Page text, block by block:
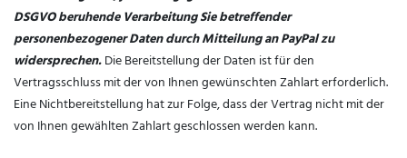
DSGVO beruhende Verarbeitung Sie betreffender
personenbezogener Daten durch Mitteilung an PayPal zu
widersprechen.Die Bereitstellung der Daten ist für den
Vertragsschluss mit der von Ihnen gewünschten Zahlart erforderlich.
Eine Nichtbereitstellung hat zur Folge, dass der Vertrag nicht mit der
von Ihnen gewählten Zahlart geschlossen werden kann.